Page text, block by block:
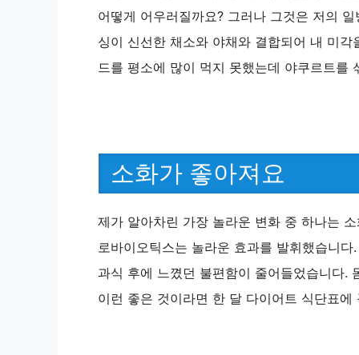
어떻게 어우러질까요? 그러나 그것은 저의
싱이 신선한 채소와 야채와 결합되어 내 미
드를 평소에 많이 먹지 못했는데 야쿠르트를
소화가 좋아져요
제가 알아차린 가장 놀라운 변화 중 하나는
로바이오틱스는 놀라운 효과를 발휘했습니
과식 후에 느꼈던 불편함이 줄어들었습니다.
이런 좋은 것이라면 한 달 다이어트 식단표